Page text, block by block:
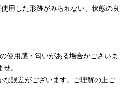
用した形跡がみられない、状態の良
使用感・匂いがある場合がございま
。
な誤差がございます。ご理解の上ご